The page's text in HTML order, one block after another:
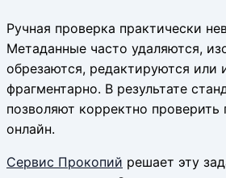
Ручная проверка практически
Метаданные часто удаляются,
обрезаются, редактируются или
фрагментарно. В результате
позволяют корректно проверить
онлайн.
Сервис Прокопий решает эту